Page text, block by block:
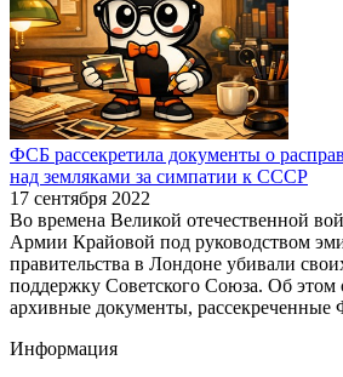
ФСБ рассекретила документы о
над земляками за симпатии к СССР
17 сентября 2022
Во времена Великой отечественной
Армии Крайовой под руководством
правительства в Лондоне убивали
поддержку Советского Союза. Об этом
архивные документы,
Информация